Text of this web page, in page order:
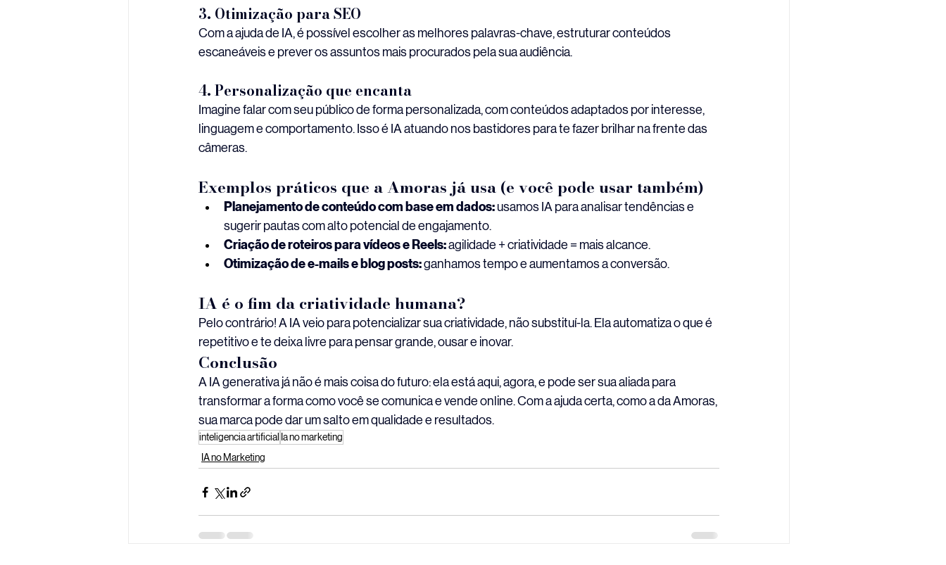
3. Otimização para SEO
Com a ajuda de IA, é possível escolher as melhores palavras-chave, estruturar conteúdos
escaneáveis e prever os assuntos mais procurados pela sua audiência.
4. Personalização que encanta
Imagine falar com seu público de forma personalizada, com conteúdos adaptados por interesse,
linguagem e comportamento. Isso é IA atuando nos bastidores para te fazer brilhar na frente das
câmeras.
Exemplos práticos que a Amoras já usa (e você pode usar também)
Planejamento de conteúdo com base em dados: usamos IA para analisar tendências e
sugerir pautas com alto potencial de engajamento.
Criação de roteiros para vídeos e Reels: agilidade + criatividade = mais alcance.
Otimização de e-mails e blog posts: ganhamos tempo e aumentamos a conversão.
IA é o fim da criatividade humana?
Pelo contrário! A IA veio para potencializar sua criatividade, não substituí-la. Ela automatiza o que é
repetitivo e te deixa livre para pensar grande, ousar e inovar.
Conclusão
A IA generativa já não é mais coisa do futuro: ela está aqui, agora, e pode ser sua aliada para
transformar a forma como você se comunica e vende online. Com a ajuda certa, como a da Amoras,
sua marca pode dar um salto em qualidade e resultados.
inteligencia artificial Ia no marketing
IA no Marketing